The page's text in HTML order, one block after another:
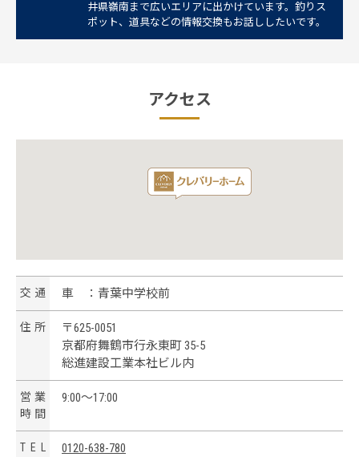
井県嶺南まで広いエリアに出かけています。釣りス
ポット、道具などの情報交換もお話ししたいです。
アクセス
交 通 車 ：青葉中学校前
住 所
〒625-0051
京都府舞鶴市行永東町 35-5
総進建設工業本社ビル内
営 業
時 間
9:00～17:00
T E L 0120-638-780